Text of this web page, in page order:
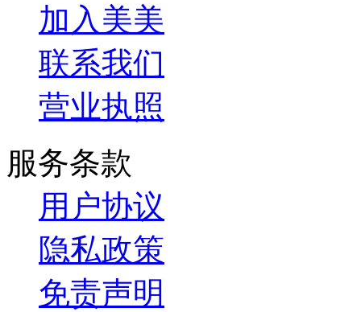
加入美美
联系我们
营业执照
服务条款
用户协议
隐私政策
免责声明